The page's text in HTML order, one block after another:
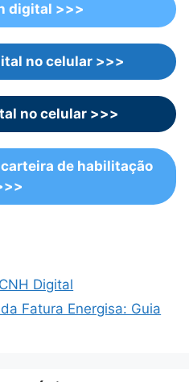
digital >>>
no celular >>>
no celular >>>
de habilitação
Digital
Fatura Energisa: Guia